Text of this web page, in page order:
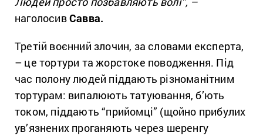
наголосивСавва.
Третій воєнний злочин, за словами експерта,
– це тортури та жорстоке поводження. Під
час полону людей піддають різноманітним
тортурам: випалюють татуювання, б’ють
током, піддають “прийомці” (щойно прибулих
ув’язнених проганяють через шеренгу